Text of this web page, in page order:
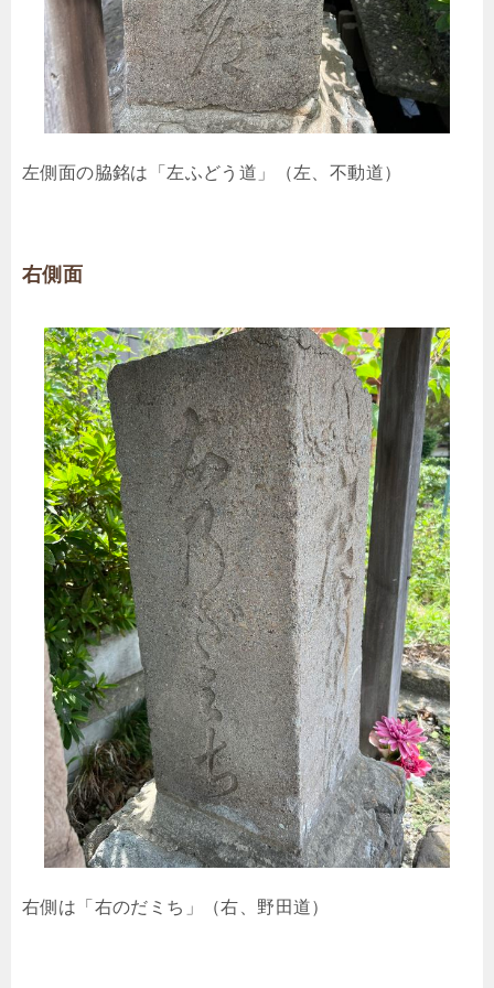
左側面の脇銘は「左ふどう道」（左、不動道）
右側面
右側は「右のだミち」（右、野田道）